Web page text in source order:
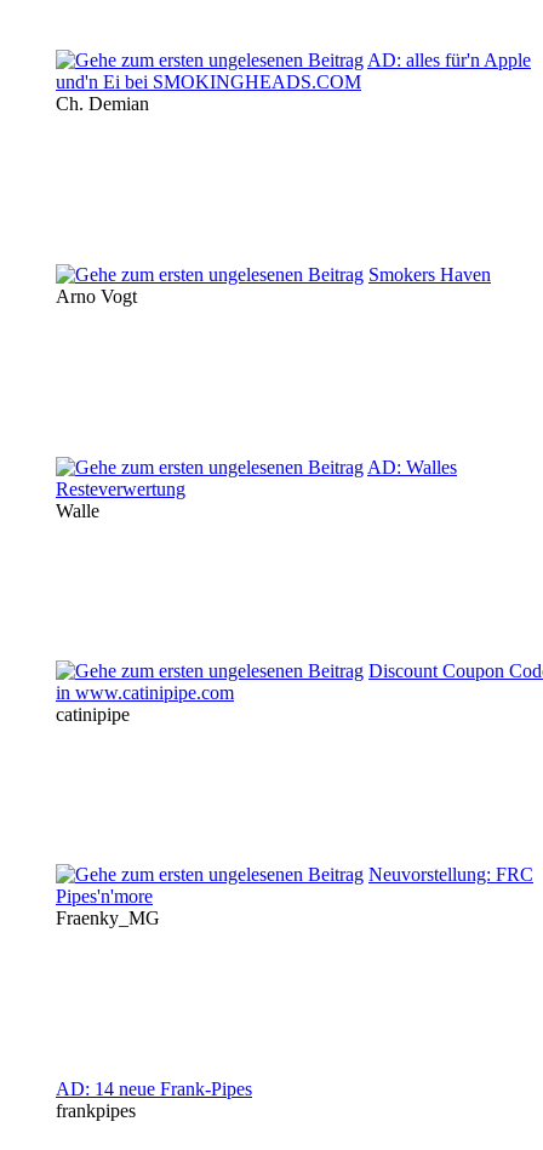
AD: alles für'n Apple
und'n Ei bei SMOKINGHEADS.COM
Ch. Demian
Smokers Haven
Arno Vogt
AD: Walles
Resteverwertung
Walle
Discount Coupon
in www.catinipipe.com
catinipipe
Neuvorstellung: FRC
Pipes'n'more
Fraenky_MG
AD: 14 neue Frank-Pipes
frankpipes